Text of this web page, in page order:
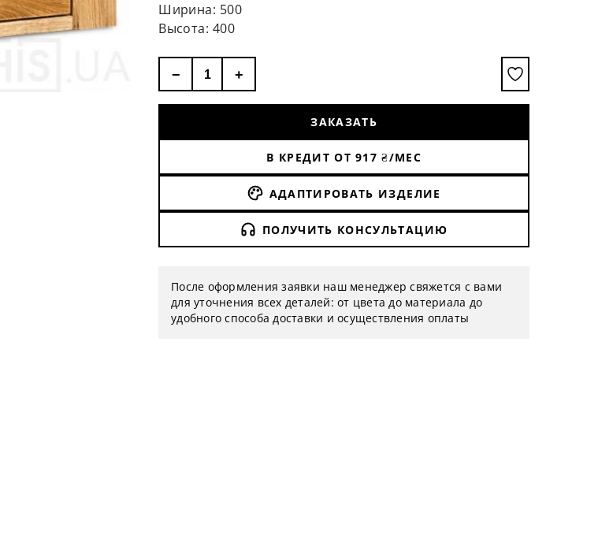
Ширина: 500
Высота: 400
− +
ЗАКАЗАТЬ
В КРЕДИТ ОТ 917 ₴/МЕС
АДАПТИРОВАТЬ ИЗДЕЛИЕ
ПОЛУЧИТЬ КОНСУЛЬТАЦИЮ
После оформления заявки наш менеджер свяжется с вами
для уточнения всех деталей: от цвета до материала до
удобного способа доставки и осуществления оплаты